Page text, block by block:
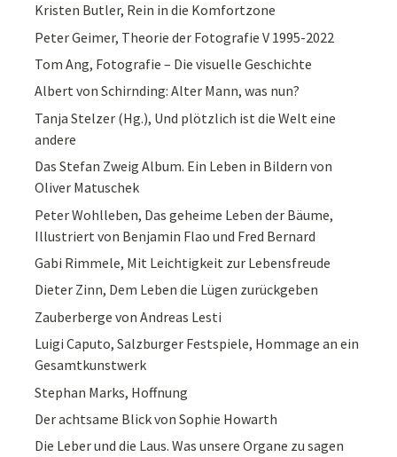
Kristen Butler, Rein in die Komfortzone
Peter Geimer, Theorie der Fotografie V 1995-2022
Tom Ang, Fotografie – Die visuelle Geschichte
Albert von Schirnding: Alter Mann, was nun?
Tanja Stelzer (Hg.), Und plötzlich ist die Welt eine
andere
Das Stefan Zweig Album. Ein Leben in Bildern von
Oliver Matuschek
Peter Wohlleben, Das geheime Leben der Bäume,
Illustriert von Benjamin Flao und Fred Bernard
Gabi Rimmele, Mit Leichtigkeit zur Lebensfreude
Dieter Zinn, Dem Leben die Lügen zurückgeben
Zauberberge von Andreas Lesti
Luigi Caputo, Salzburger Festspiele, Hommage an ein
Gesamtkunstwerk
Stephan Marks, Hoffnung
Der achtsame Blick von Sophie Howarth
Die Leber und die Laus. Was unsere Organe zu sagen